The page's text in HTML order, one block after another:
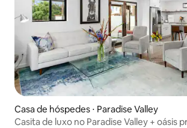
Casa de hóspedes ⋅ Paradise Valley
Casita de luxo no Paradise Valley + oásis